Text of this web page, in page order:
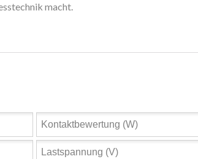
macht.